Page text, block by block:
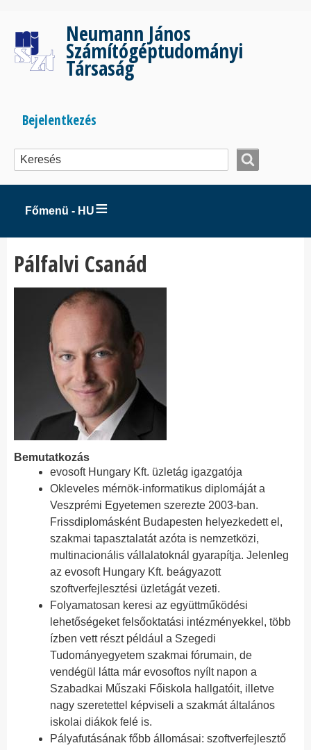
tartalomra
Neumann János
Számítógéptudományi
Társaság
Bejelentkezés
menüje
Bejelentkezés
Főmenü - HU
Pálfalvi Csanád
Bemutatkozás
evosoft Hungary Kft. üzletág igazgatója
Okleveles mérnök-informatikus diplomáját a
Veszprémi Egyetemen szerezte 2003-ban.
Frissdiplomásként Budapesten helyezkedett el,
szakmai tapasztalatát azóta is nemzetközi,
multinacionális vállalatoknál gyarapítja. Jelenleg
az evosoft Hungary Kft. beágyazott
szoftverfejlesztési üzletágát vezeti.
Folyamatosan keresi az együttműködési
lehetőségeket felsőoktatási intézményekkel, több
ízben vett részt például a Szegedi
Tudományegyetem szakmai fórumain, de
vendégül látta már evosoftos nyílt napon a
Szabadkai Műszaki Főiskola hallgatóit, illetve
nagy szeretettel képviseli a szakmát általános
iskolai diákok felé is.
Pályafutásának főbb állomásai: szoftverfejlesztő